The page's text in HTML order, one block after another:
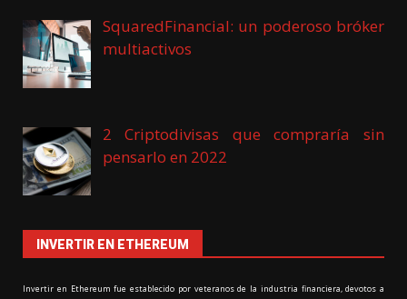
SquaredFinancial: un poderoso bróker
multiactivos
2 Criptodivisas que compraría sin
pensarlo en 2022
INVERTIR EN ETHEREUM
Invertir en Ethereum fue establecido por veteranos de la industria financiera, devotos a